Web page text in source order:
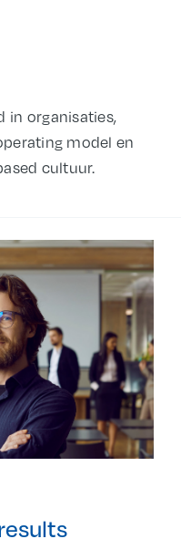
in organisaties,
model en
cultuur.